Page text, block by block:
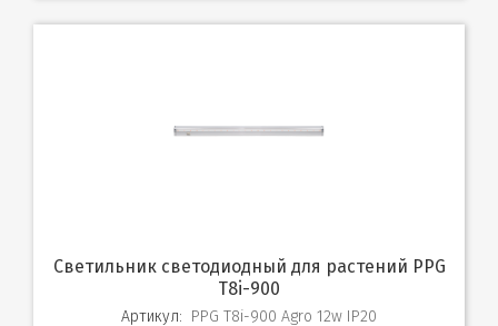
Светильник светодиодный для растений PPG
T8i-900
Артикул: PPG T8i-900 Agro 12w IP20